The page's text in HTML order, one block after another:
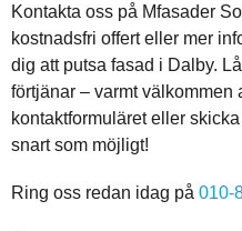
Kontakta oss på Mfasader
kostnadsfri offert eller mer
dig att putsa fasad i Dalby.
förtjänar – varmt välkommen
kontaktformuläret eller
snart som möjligt!
Ring oss redan idag på 010-